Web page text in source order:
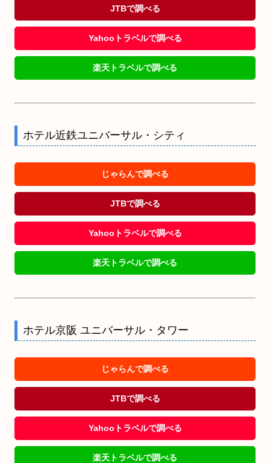
JTBで調べる
Yahooトラベルで調べる
楽天トラベルで調べる
ホテル近鉄ユニバーサル・シティ
じゃらんで調べる
JTBで調べる
Yahooトラベルで調べる
楽天トラベルで調べる
ホテル京阪 ユニバーサル・タワー
じゃらんで調べる
JTBで調べる
Yahooトラベルで調べる
楽天トラベルで調べる